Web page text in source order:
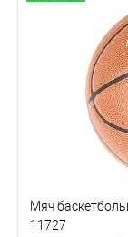
Мяч
11727